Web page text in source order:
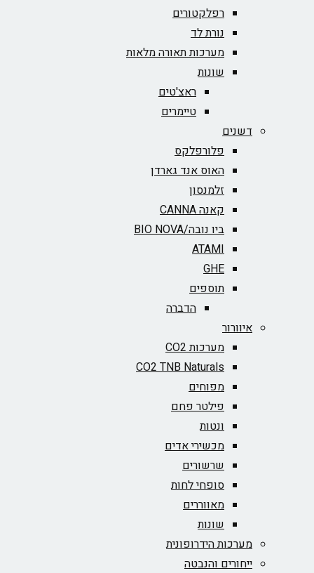
רפלקטורים
נורת לד
מערכות תאורה מלאות
שונות
ראצ'טים
טיימרים
דשנים
פלורפלקס
האוס אנד גארדן
זלמנסון
קאנה CANNA
ביו נובה/BIO NOVA‏
ATAMI
GHE
תוספים
הדברה
איוורור
מערכות CO2
CO2 TNB Naturals
מפוחים
פילטר פחם
ונטות
מכשירי אדים
שרשורים
סופחי לחות
מאווררים
שונות
מערכות הידרופונית
ייחורים והנבטה